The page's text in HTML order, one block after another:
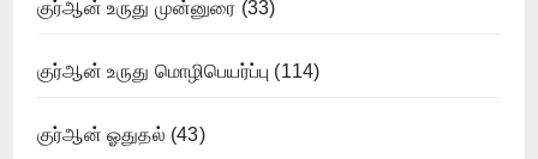
குர்ஆன் உருது முன்னுரை (33)
குர்ஆன் உருது மொழிபெயர்ப்பு (114)
குர்ஆன் ஓதுதல் (43)